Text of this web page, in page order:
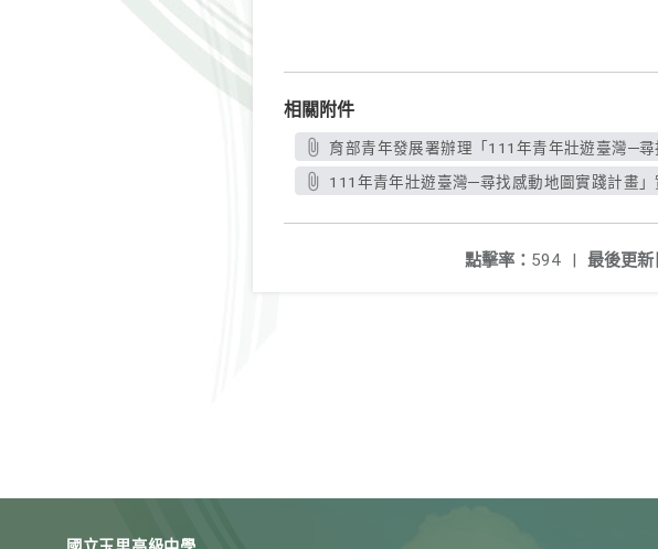
相關附件
育部青年發展署辦理「111年青年壯遊臺灣─
111年青年壯遊臺灣─尋找感動地圖實踐計畫
最後更新
點擊率： 594 |